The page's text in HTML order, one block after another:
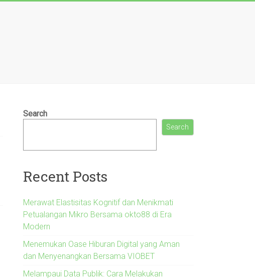
Search
Search
Recent Posts
Merawat Elastisitas Kognitif dan Menikmati
Petualangan Mikro Bersama okto88 di Era
Modern
Menemukan Oase Hiburan Digital yang Aman
dan Menyenangkan Bersama VIOBET
Melampaui Data Publik: Cara Melakukan